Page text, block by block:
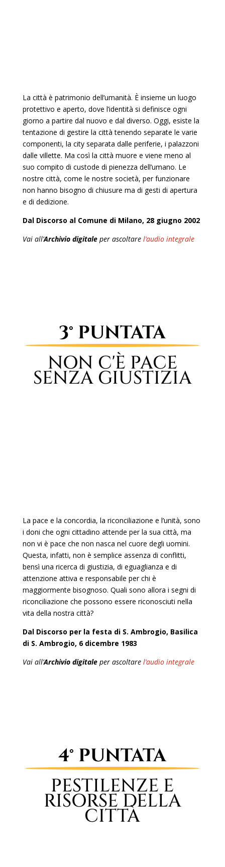
La città è patrimonio dell’umanità. È insieme un luogo
protettivo e aperto, dove l’identità si definisce ogni
giorno a partire dal nuovo e dal diverso. Oggi, esiste la
tentazione di gestire la città tenendo separate le varie
componenti, la city separata dalle periferie, i palazzoni
dalle villette. Ma così la città muore e viene meno al
suo compito di custode di pienezza dell’umano. Le
nostre città, come le nostre società, per funzionare
non hanno bisogno di chiusure ma di gesti di apertura
e di dedizione.
Dal Discorso al Comune di Milano, 28 giugno 2002
Vai all’Archivio digitale per ascoltare l’audio integrale
3° PUNTATA
NON C'È PACE
SENZA GIUSTIZIA
La pace e la concordia, la riconciliazione e l’unità, sono
i doni che ogni cittadino attende per la sua città, ma
non vi è pace che non nasca nel cuore degli uomini.
Questa, infatti, non è semplice assenza di conflitti,
bensì una ricerca di giustizia, di eguaglianza e di
attenzione attiva e responsabile per chi è
maggiormente bisognoso. Quali sono allora i segni di
riconciliazione che possono essere riconosciuti nella
vita della nostra città?
Dal Discorso per la festa di S. Ambrogio, Basilica
di S. Ambrogio, 6 dicembre 1983
Vai all’Archivio digitale per ascoltare l’audio integrale
4° PUNTATA
PESTILENZE E
RISORSE DELLA
CITTÀ